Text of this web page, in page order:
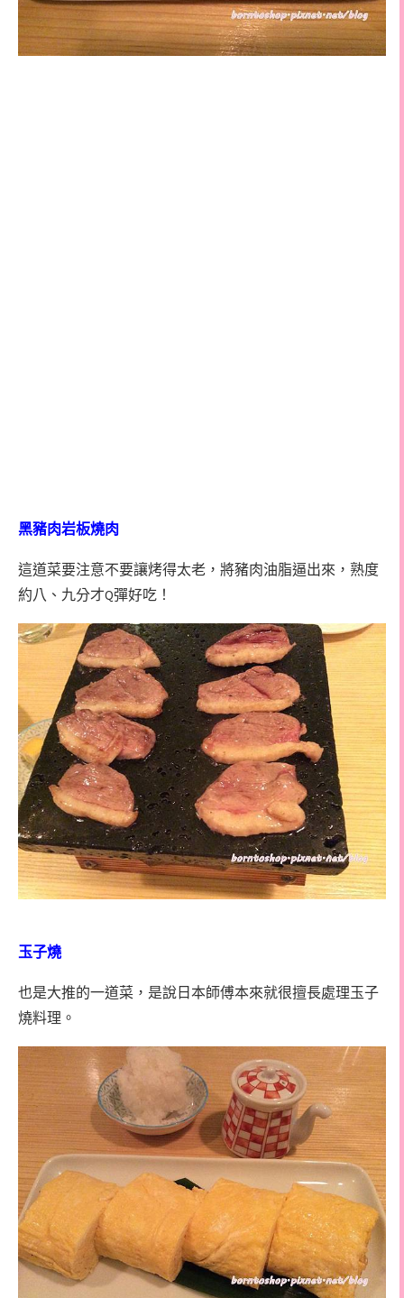
黑豬肉岩板燒肉
這道菜要注意不要讓烤得太老，將豬肉油脂逼出來，熟度
約八、九分才Q彈好吃！
玉子燒
也是大推的一道菜，是說日本師傅本來就很擅長處理玉子
燒料理。